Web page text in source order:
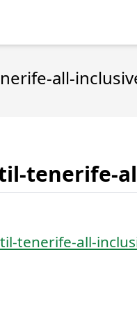
all-
tenerife-
tenerife-all-